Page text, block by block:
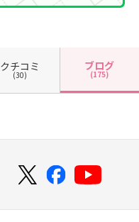
クチコミ
(30)
ブログ
(175)